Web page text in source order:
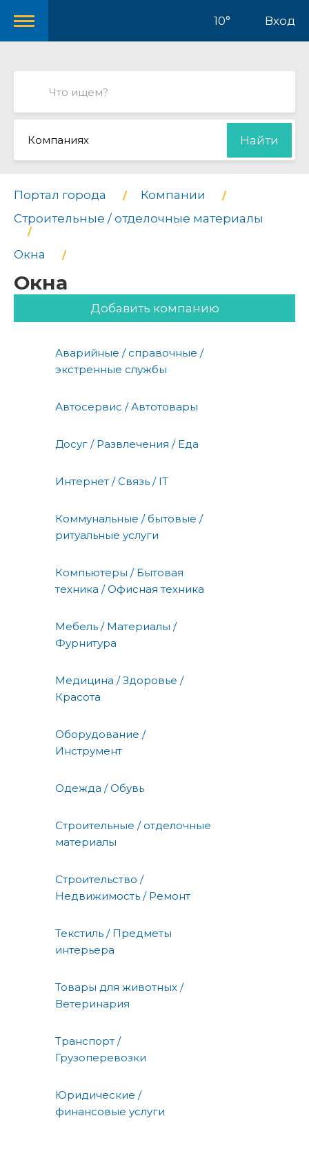
10° Вход
Компаниях Найти
Портал города
Компании
Строительные / отделочные материалы
Окна
Окна
Добавить компанию
Аварийные / справочные /
экстренные службы
Автосервис / Автотовары
Досуг / Развлечения / Еда
Интернет / Связь / IT
Коммунальные / бытовые /
ритуальные услуги
Компьютеры / Бытовая
техника / Офисная техника
Мебель / Материалы /
Фурнитура
Медицина / Здоровье /
Красота
Оборудование /
Инструмент
Одежда / Обувь
Строительные / отделочные
материалы
Строительство /
Недвижимость / Ремонт
Текстиль / Предметы
интерьера
Товары для животных /
Ветеринария
Транспорт /
Грузоперевозки
Юридические /
финансовые услуги